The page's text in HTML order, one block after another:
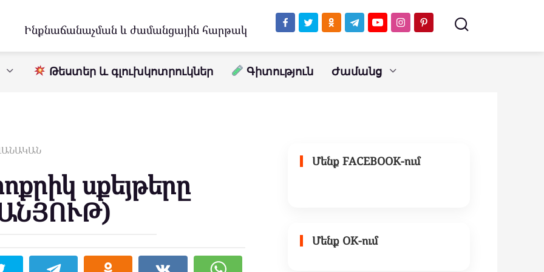
Ինքնաճանաչման և ժամանցային հարթակ
Թեստեր և գլուխկոտրուկներ Գիտություն Ժամանց
սքեյթերը
Մենք FACEBOOK-ում
Մենք OK-ում